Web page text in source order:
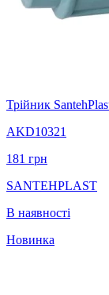
Трійник
AKD10321
181 грн
SANTEHPLAST
В наявності
Новинка